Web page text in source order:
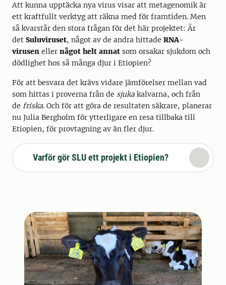
Att kunna upptäcka nya virus visar att metagenomik är
ett kraftfullt verktyg att räkna med för framtiden. Men
så kvarstår den stora frågan för det här projektet: Är
det Suluviruset, något av de andra hittade RNA-
virusen eller något helt annat som orsakar sjukdom och
dödlighet hos så många djur i Etiopien?
För att besvara det krävs vidare jämförelser mellan vad
som hittas i proverna från de sjuka kalvarna, och från
de friska. Och för att göra de resultaten säkrare, planerar
nu Julia Bergholm för ytterligare en resa tillbaka till
Etiopien, för provtagning av än fler djur.
Varför gör SLU ett projekt i Etiopien?